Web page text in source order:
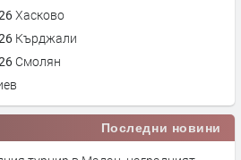
Хасково
Кърджали
Смолян
Последни новини